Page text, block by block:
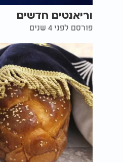
וריאנטים חדשים
פורסם לפני 4 שנים